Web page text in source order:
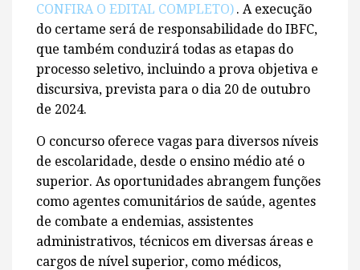
CONFIRA O EDITAL COMPLETO) . A execução
do certame será de responsabilidade do IBFC,
que também conduzirá todas as etapas do
processo seletivo, incluindo a prova objetiva e
discursiva, prevista para o dia 20 de outubro
de 2024.
O concurso oferece vagas para diversos níveis
de escolaridade, desde o ensino médio até o
superior. As oportunidades abrangem funções
como agentes comunitários de saúde, agentes
de combate a endemias, assistentes
administrativos, técnicos em diversas áreas e
cargos de nível superior, como médicos,